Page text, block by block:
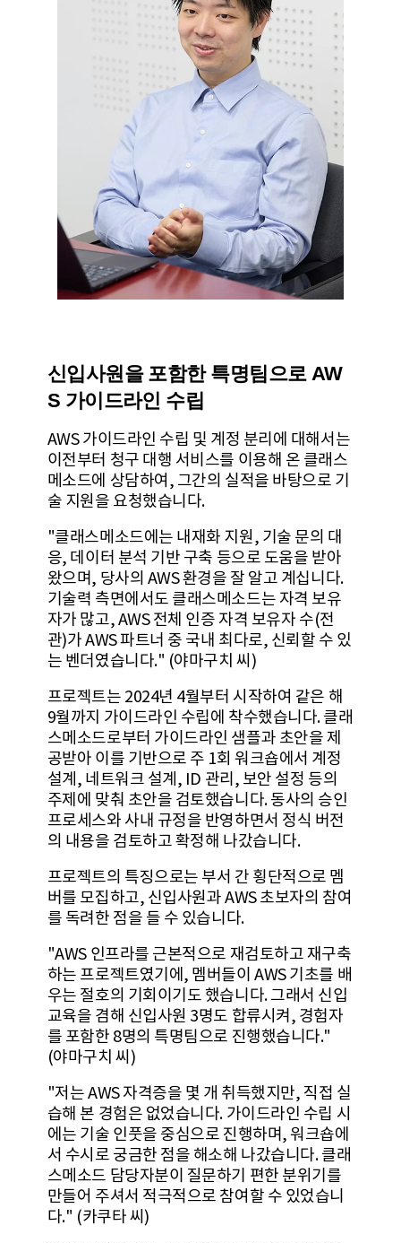
신입사원을 포함한 특명팀으로 AW
S 가이드라인 수립
AWS 가이드라인 수립 및 계정 분리에 대해서는
이전부터 청구 대행 서비스를 이용해 온 클래스
메소드에 상담하여, 그간의 실적을 바탕으로 기
술 지원을 요청했습니다.
"클래스메소드에는 내재화 지원, 기술 문의 대
응, 데이터 분석 기반 구축 등으로 도움을 받아
왔으며, 당사의 AWS 환경을 잘 알고 계십니다.
기술력 측면에서도 클래스메소드는 자격 보유
자가 많고, AWS 전체 인증 자격 보유자 수(전
관)가 AWS 파트너 중 국내 최다로, 신뢰할 수 있
는 벤더였습니다." (야마구치 씨)
프로젝트는 2024년 4월부터 시작하여 같은 해
9월까지 가이드라인 수립에 착수했습니다. 클래
스메소드로부터 가이드라인 샘플과 초안을 제
공받아 이를 기반으로 주 1회 워크숍에서 계정
설계, 네트워크 설계, ID 관리, 보안 설정 등의
주제에 맞춰 초안을 검토했습니다. 동사의 승인
프로세스와 사내 규정을 반영하면서 정식 버전
의 내용을 검토하고 확정해 나갔습니다.
프로젝트의 특징으로는 부서 간 횡단적으로 멤
버를 모집하고, 신입사원과 AWS 초보자의 참여
를 독려한 점을 들 수 있습니다.
"AWS 인프라를 근본적으로 재검토하고 재구축
하는 프로젝트였기에, 멤버들이 AWS 기초를 배
우는 절호의 기회이기도 했습니다. 그래서 신입
교육을 겸해 신입사원 3명도 합류시켜, 경험자
를 포함한 8명의 특명팀으로 진행했습니다."
(야마구치 씨)
"저는 AWS 자격증을 몇 개 취득했지만, 직접 실
습해 본 경험은 없었습니다. 가이드라인 수립 시
에는 기술 인풋을 중심으로 진행하며, 워크숍에
서 수시로 궁금한 점을 해소해 나갔습니다. 클래
스메소드 담당자분이 질문하기 편한 분위기를
만들어 주셔서 적극적으로 참여할 수 있었습니
다." (카쿠타 씨)